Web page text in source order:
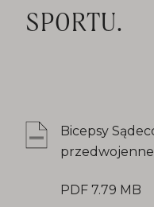
SPORTU.
Bicepsy
PDF 7.79 MB